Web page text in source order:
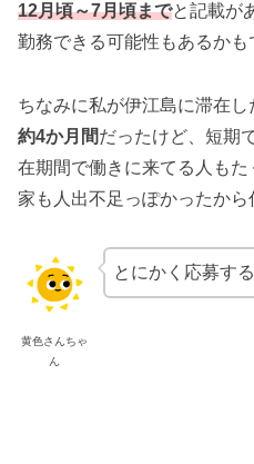
12月頃～7月頃までと記載が
勤務できる可能性もあるか
ちなみに私が伊江島に滞在し
約4か月間だったけど、短期
在期間で働きに来てる人も
家も人出不足っぽかったか
黄色さんちゃ
ん
とにかく応募す